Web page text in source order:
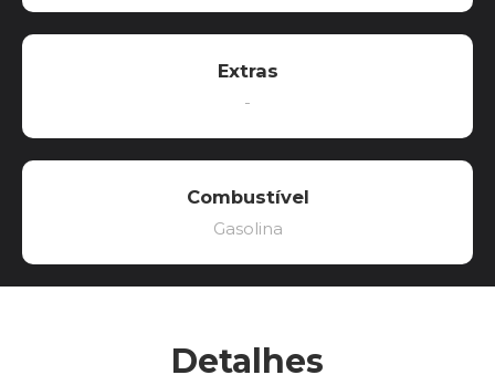
Extras
-
Combustível
Gasolina
Detalhes